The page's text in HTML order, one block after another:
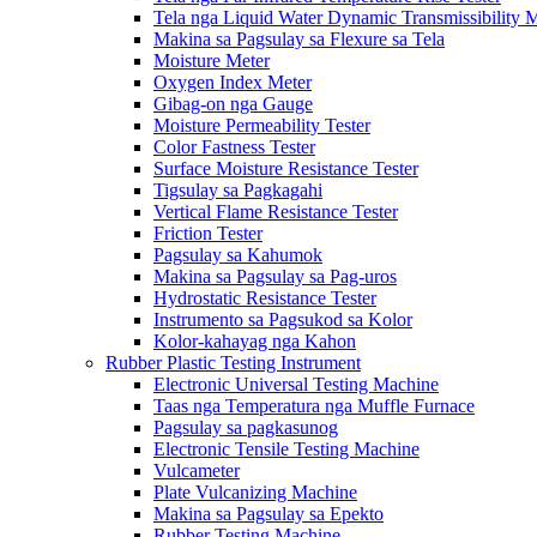
Tela nga Liquid Water Dynamic Transmissibility
Makina sa Pagsulay sa Flexure sa Tela
Moisture Meter
Oxygen Index Meter
Gibag-on nga Gauge
Moisture Permeability Tester
Color Fastness Tester
Surface Moisture Resistance Tester
Tigsulay sa Pagkagahi
Vertical Flame Resistance Tester
Friction Tester
Pagsulay sa Kahumok
Makina sa Pagsulay sa Pag-uros
Hydrostatic Resistance Tester
Instrumento sa Pagsukod sa Kolor
Kolor-kahayag nga Kahon
Rubber Plastic Testing Instrument
Electronic Universal Testing Machine
Taas nga Temperatura nga Muffle Furnace
Pagsulay sa pagkasunog
Electronic Tensile Testing Machine
Vulcameter
Plate Vulcanizing Machine
Makina sa Pagsulay sa Epekto